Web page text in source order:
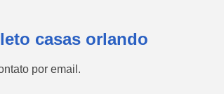
casas orlando
por email.